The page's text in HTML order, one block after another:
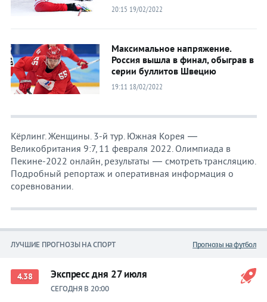
20:15 19/02/2022
Максимальное напряжение.
Россия вышла в финал, обыграв в
серии буллитов Швецию
19:11 18/02/2022
Кёрлинг. Женщины. 3-й тур. Южная Корея —
Великобритания 9:7, 11 февраля 2022. Олимпиада в
Пекине-2022 онлайн, результаты — смотреть трансляцию.
Подробный репортаж и оперативная информация о
соревновании.
ЛУЧШИЕ ПРОГНОЗЫ НА СПОРТ Прогнозы на футбол
4.38 Экспресс дня 27 июля
СЕГОДНЯ В 20:00